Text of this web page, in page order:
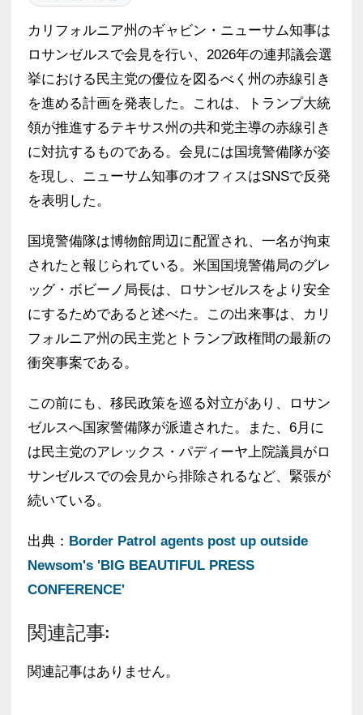
カリフォルニア州のギャビン・ニューサム知事は
ロサンゼルスで会見を行い、2026年の連邦議会選
挙における民主党の優位を図るべく州の赤線引き
を進める計画を発表した。これは、トランプ大統
領が推進するテキサス州の共和党主導の赤線引き
に対抗するものである。会見には国境警備隊が姿
を現し、ニューサム知事のオフィスはSNSで反発
を表明した。
国境警備隊は博物館周辺に配置され、一名が拘束
されたと報じられている。米国国境警備局のグレ
ッグ・ボビーノ局長は、ロサンゼルスをより安全
にするためであると述べた。この出来事は、カリ
フォルニア州の民主党とトランプ政権間の最新の
衝突事案である。
この前にも、移民政策を巡る対立があり、ロサン
ゼルスへ国家警備隊が派遣された。また、6月に
は民主党のアレックス・パディーヤ上院議員がロ
サンゼルスでの会見から排除されるなど、緊張が
続いている。
出典： Border Patrol agents post up outside
Newsom's 'BIG BEAUTIFUL PRESS
CONFERENCE'
関連記事:
関連記事はありません。